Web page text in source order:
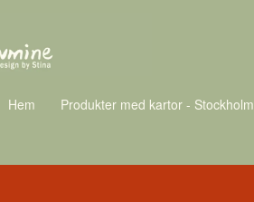
Hem Produkter med kartor - Stockholm